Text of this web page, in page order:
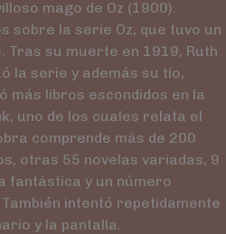
mago de Oz (1900).
sobre la serie Oz, que tuvo un
su muerte en 1919, Ruth
la serie y además su tío,
más libros escondidos en la
uno de los cuales relata el
comprende más de 200
otras 55 novelas variadas, 9
fantástica y un número
intentó repetidamente
y la pantalla.